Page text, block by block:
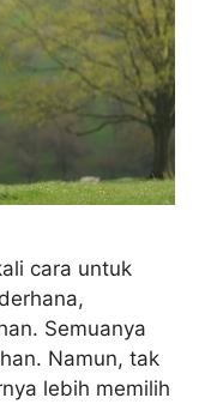
cara untuk
Semuanya
Namun, tak
lebih memilih